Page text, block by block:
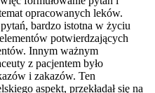
opracowanych leków.
bardzo istotna w życiu
potwierdzających
Innym ważnym
z pacjentem było
i zakazów. Ten
aspekt, przekładał się na